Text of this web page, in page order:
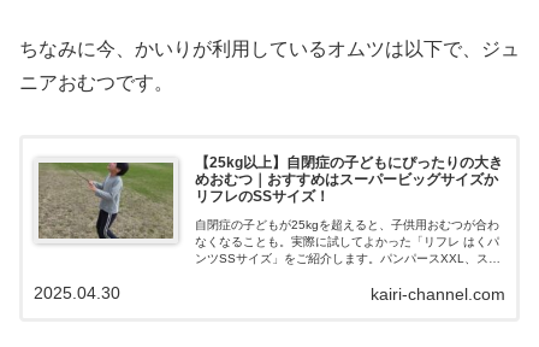
ちなみに今、かいりが利用しているオムツは以下で、ジュ
ニアおむつです。
【25kg以上】自閉症の子どもにぴったりの大き
めおむつ｜おすすめはスーパービッグサイズか
リフレのSSサイズ！
自閉症の子どもが25kgを超えると、子供用おむつが合わ
なくなることも。実際に試してよかった「リフレ はくパ
ンツSSサイズ」をご紹介します。パンパースXXL、スー
kairi-channel.com
2025.04.30